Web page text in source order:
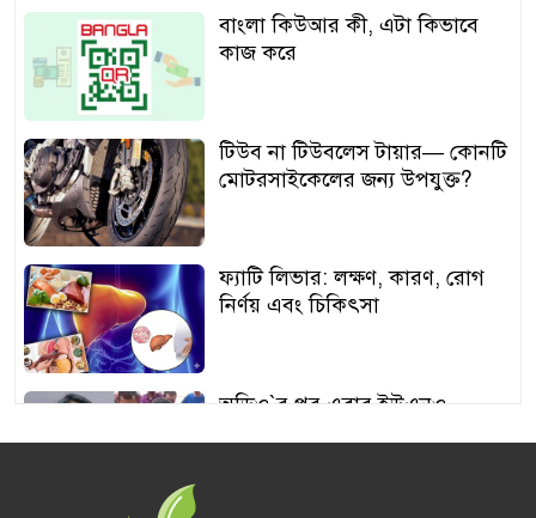
বাংলা কিউআর কী, এটা কিভাবে
কাজ করে
টিউব না টিউবলেস টায়ার— কোনটি
মোটরসাইকেলের জন্য উপযুক্ত?
ফ্যাটি লিভার: লক্ষণ, কারণ, রোগ
নির্ণয় এবং চিকিৎসা
অডিও‍‍`র পর এবার ইউএনও